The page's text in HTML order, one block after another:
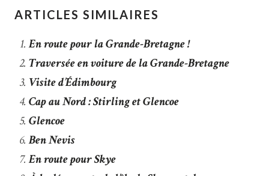
ARTICLES SIMILAIRES
En route pour la Grande-Bretagne !
Traversée en voiture de la Grande-Bretagne
Visite d’Édimbourg
Cap au Nord : Stirling et Glencoe
Glencoe
Ben Nevis
En route pour Skye